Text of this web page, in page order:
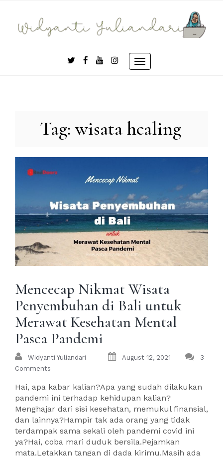
content
Toggle
Tag:wisata healing
Mencecap Nikmat Wisata
Penyembuhan di Bali untuk
Merawat Kesehatan Mental
Pasca Pandemi
Widyanti Yuliandari August 12, 2021
3
Comments
Hai, apa kabar kalian?Apa yang sudah dilakukan
pandemi ini terhadap kehidupan kalian?
Menghajar dari sisi kesehatan, memukul finansial,
dan lainnya?Hampir tak ada orang yang tidak
terdampak sama sekali oleh pandemi covid ini
ya?Hai, coba mari duduk bersila.Pejamkan
mata.Letakkan tangan di dada kirimu.Masih ada